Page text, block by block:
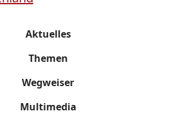
Aktuelles
Themen
Wegweiser
Multimedia